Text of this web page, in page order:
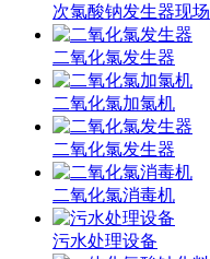
次氯酸钠发生器现场
二氧化氯发生器
二氧化氯加氯机
二氧化氯发生器
二氧化氯消毒机
污水处理设备